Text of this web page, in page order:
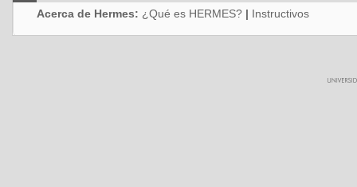
Acerca de Hermes: ¿Qué es HERMES? | Instructivos